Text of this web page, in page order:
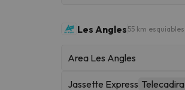
Les Angles 55 km esquiables
Area Les Angles
Jassette Express Telecadira